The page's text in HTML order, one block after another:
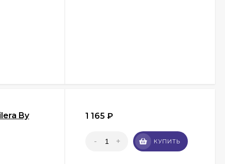
By
1 165 ₽
- + КУПИТЬ